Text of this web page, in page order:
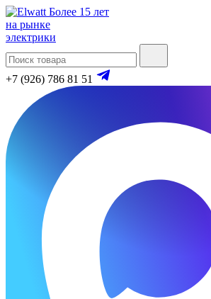
Более 15 лет
на рынке
электрики
+7 (926) 786 81 51